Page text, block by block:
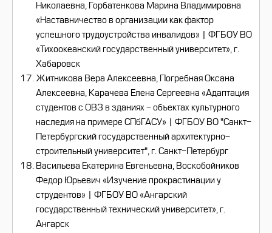
Николаевна, Горбатенкова Марина Владимировна
«Наставничество в организации как фактор
успешного трудоустройства инвалидов» | ФГБОУ ВО
«Тихоокеанский государственный университет», г.
Хабаровск
Житникова Вера Алексеевна, Погребная Оксана
Алексеевна, Карачева Елена Сергеевна «Адаптация
студентов с ОВЗ в зданиях - объектах культурного
наследия на примере СПбГАСУ» | ФГБОУ ВО "Санкт-
Петербургский государственный архитектурно-
строительный университет", г. Санкт-Петербург
Васильева Екатерина Евгеньевна, Воскобойников
Федор Юрьевич «Изучение прокрастинации у
струдентов» | ФГБОУ ВО «Ангарский
государственный технический университет», г.
Ангарск